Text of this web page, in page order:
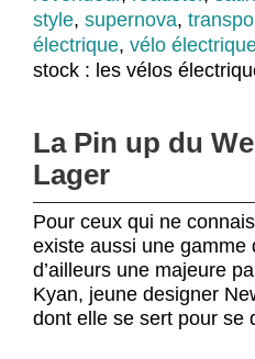
style, supernova,
électrique, vélo
stock : les vélos
La Pin up du
Lager
Pour ceux qui ne
existe aussi une gamme
d’ailleurs une majeure
Kyan, jeune designer
dont elle se sert pour